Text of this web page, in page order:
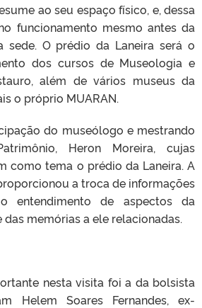
ao seu espaço físico, e, dessa
funcionamento mesmo antes da
sede. O prédio da Laneira será o
dos cursos de Museologia e
além de vários museus da
o próprio MUARAN.
do museólogo e mestrando
Heron Moreira, cujas
como tema o prédio da Laneira. A
a troca de informações
entendimento de aspectos da
memórias a ele relacionadas.
nesta visita foi a da bolsista
Helem Soares Fernandes, ex-